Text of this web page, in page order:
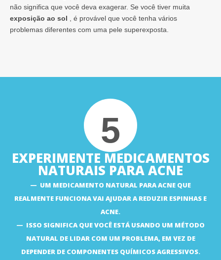
não significa que você deva exagerar. Se você tiver muita
exposição ao sol , é provável que você tenha vários
problemas diferentes com uma pele superexposta.
5
EXPERIMENTE MEDICAMENTOS
NATURAIS PARA ACNE
UM MEDICAMENTO NATURAL PARA ACNE QUE
REALMENTE FUNCIONA VAI AJUDAR A REDUZIR ESPINHAS E
ACNE.
ISSO SIGNIFICA QUE VOCÊ ESTÁ USANDO UM MÉTODO
NATURAL DE LIDAR COM UM PROBLEMA, EM VEZ DE
DEPENDER DE COMPONENTES QUÍMICOS AGRESSIVOS.